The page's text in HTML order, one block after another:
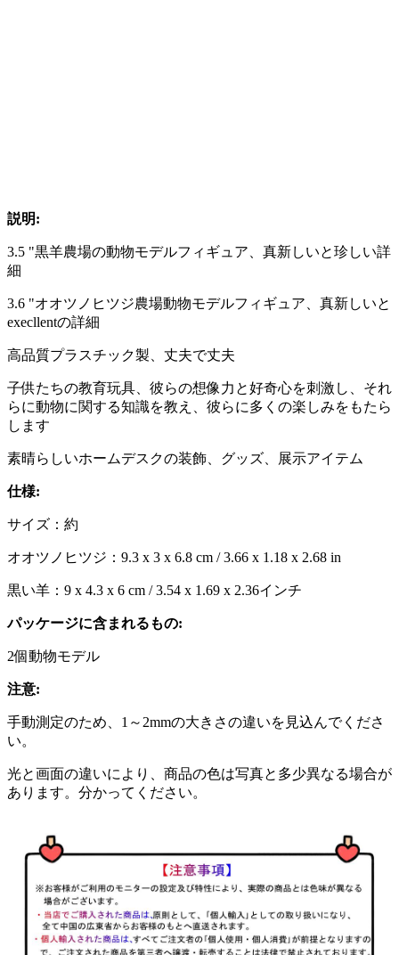
説明:
3.5 "黒羊農場の動物モデルフィギュア、真新しいと珍しい詳
細
3.6 "オオツノヒツジ農場動物モデルフィギュア、真新しいと
execllentの詳細
高品質プラスチック製、丈夫で丈夫
子供たちの教育玩具、彼らの想像力と好奇心を刺激し、それ
らに動物に関する知識を教え、彼らに多くの楽しみをもたら
します
素晴らしいホームデスクの装飾、グッズ、展示アイテム
仕様:
サイズ：約
オオツノヒツジ：9.3 x 3 x 6.8 cm / 3.66 x 1.18 x 2.68 in
黒い羊：9 x 4.3 x 6 cm / 3.54 x 1.69 x 2.36インチ
パッケージに含まれるもの:
2個動物モデル
注意:
手動測定のため、1～2mmの大きさの違いを見込んでくださ
い。
光と画面の違いにより、商品の色は写真と多少異なる場合が
あります。分かってください。